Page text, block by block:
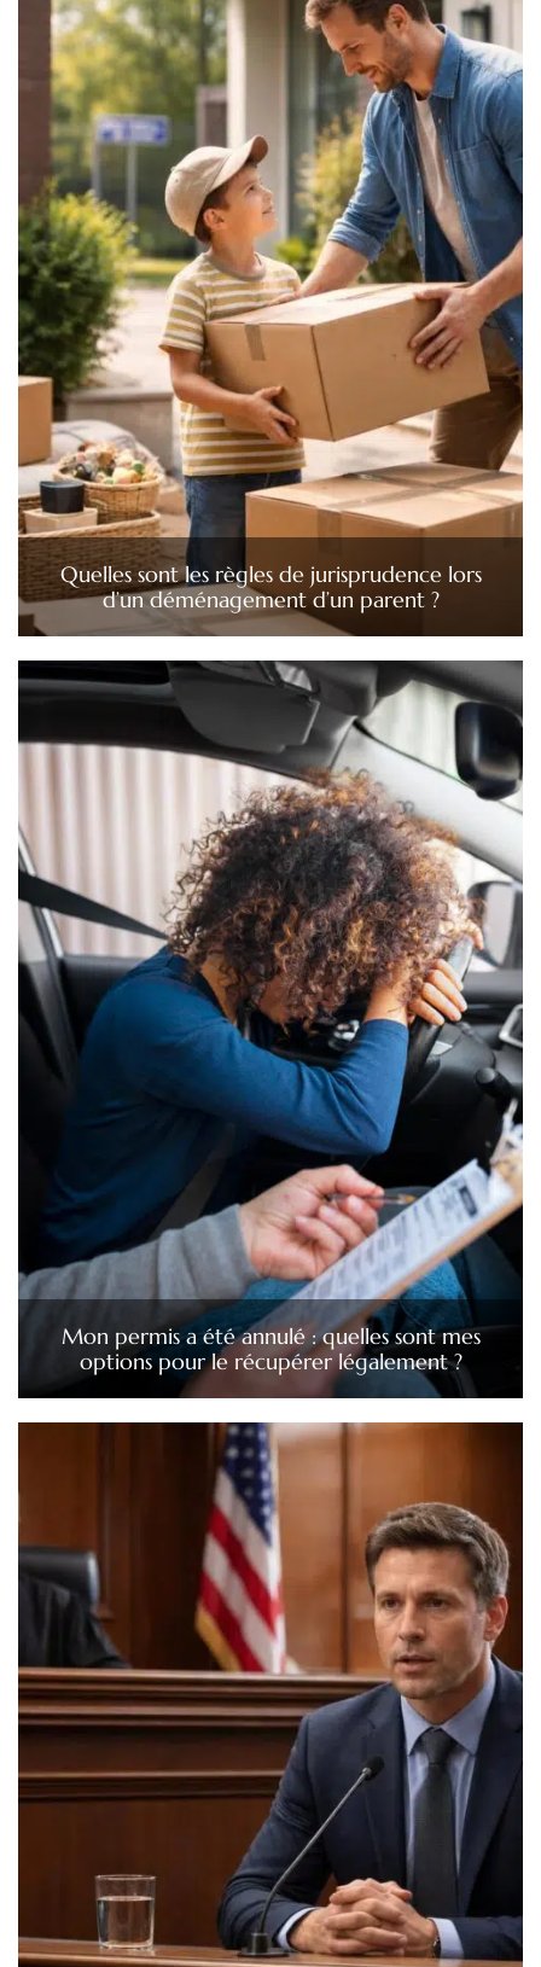
Quelles sont les règles de jurisprudence lors
d’un déménagement d’un parent ?
Mon permis a été annulé : quelles sont mes
options pour le récupérer légalement ?